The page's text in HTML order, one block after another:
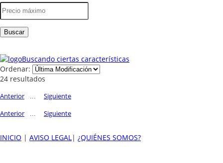
Buscando ciertas características
Ordenar:
24 resultados
Anterior
Siguiente
Anterior
Siguiente
INICIO | AVISO LEGAL| ¿QUIÉNES SOMOS?